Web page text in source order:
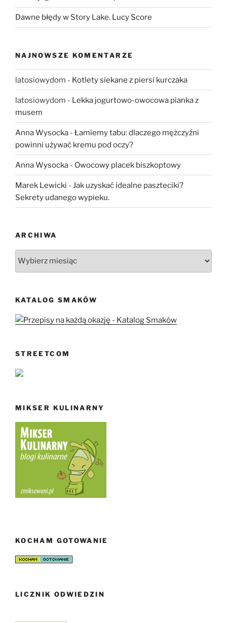
Dawne błędy w Story Lake. Lucy Score
NAJNOWSZE KOMENTARZE
latosiowydom - Kotlety siekane z piersi kurczaka
latosiowydom - Lekka jogurtowo-owocowa pianka z
musem
Anna Wysocka - Łamiemy tabu: dlaczego mężczyźni
powinni używać kremu pod oczy?
Anna Wysocka - Owocowy placek biszkoptowy
Marek Lewicki - Jak uzyskać idealne paszteciki?
Sekrety udanego wypieku.
ARCHIWA
KATALOG SMAKÓW
STREETCOM
MIKSER KULINARNY
KOCHAM GOTOWANIE
LICZNIK ODWIEDZIN